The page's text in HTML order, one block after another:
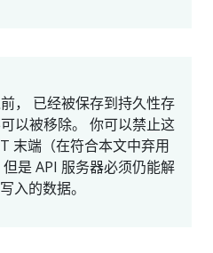
， 已经被保存到持久性存
以被移除。 你可以禁止这
末端（在符合本文中弃用
是 API 服务器必须仍能解
入的数据。